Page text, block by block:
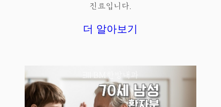
진료입니다.
더 알아보기